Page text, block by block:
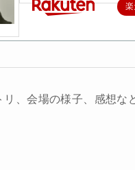
楽
、会場の様子、感想な